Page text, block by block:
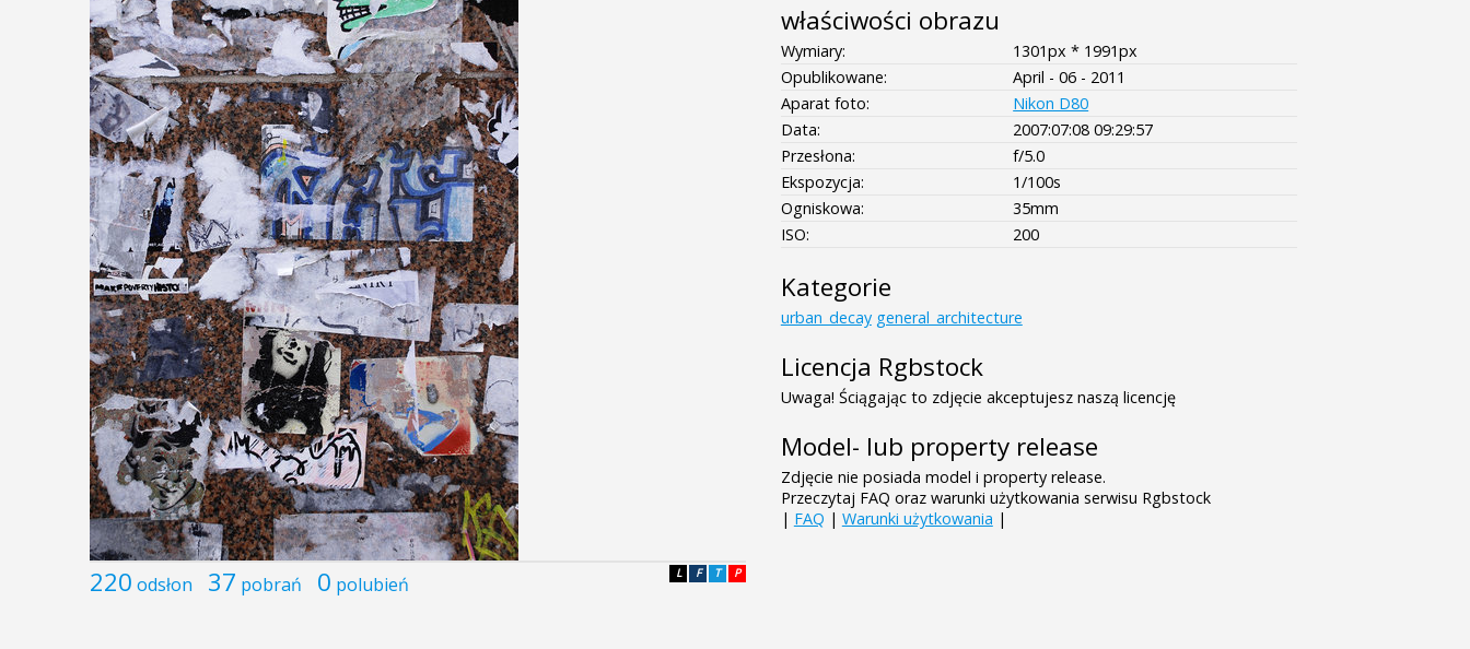
220 odsłon 37 pobrań 0 polubień P
T
F
L
właściwości obrazu
Wymiary:
1301px * 1991px
Opublikowane:
April - 06 - 2011
Aparat foto:
Nikon D80
Data:
2007:07:08 09:29:57
Przesłona:
f/5.0
Ekspozycja:
1/100s
Ogniskowa:
35mm
ISO:
200
Kategorie
urban_decay general_architecture
Licencja Rgbstock
Uwaga! Ściągając to zdjęcie akceptujesz naszą licencję
Model- lub property release
Zdjęcie nie posiada model i property release.
Przeczytaj FAQ oraz warunki użytkowania serwisu Rgbstock
| FAQ | Warunki użytkowania |